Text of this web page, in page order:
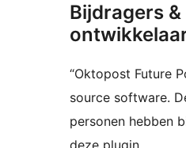
Bijdragers &
“Oktopost Future
source software.
personen hebben